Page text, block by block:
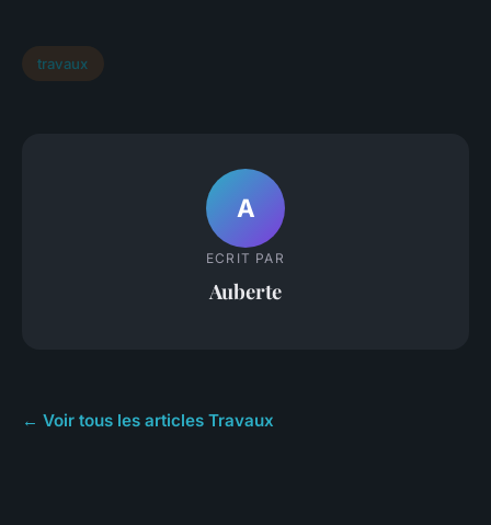
travaux
A
ECRIT PAR
Auberte
← Voir tous les articles Travaux